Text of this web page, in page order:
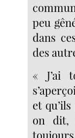
peu
dans
des
« J’ai
et
on dit,
toujours